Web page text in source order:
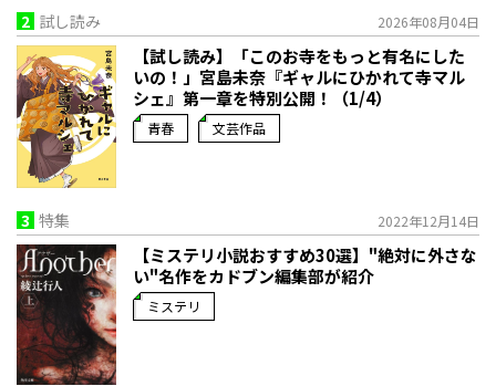
2 試し読み 2026年08月04日
【試し読み】「このお寺をもっと有名にした
いの！」宮島未奈『ギャルにひかれて寺マル
シェ』第一章を特別公開！（1/4）
青春 文芸作品
3 特集 2022年12月14日
【ミステリ小説おすすめ30選】"絶対に外さな
い"名作をカドブン編集部が紹介
ミステリ